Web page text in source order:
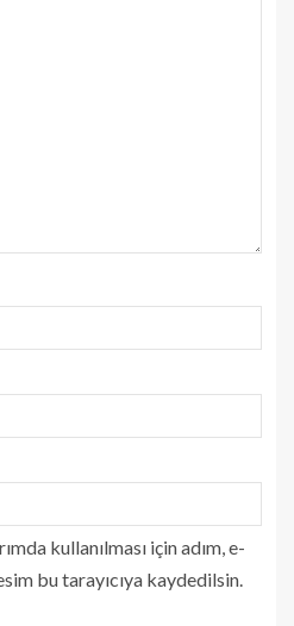
kullanılması için adım, e-
bu tarayıcıya kaydedilsin.